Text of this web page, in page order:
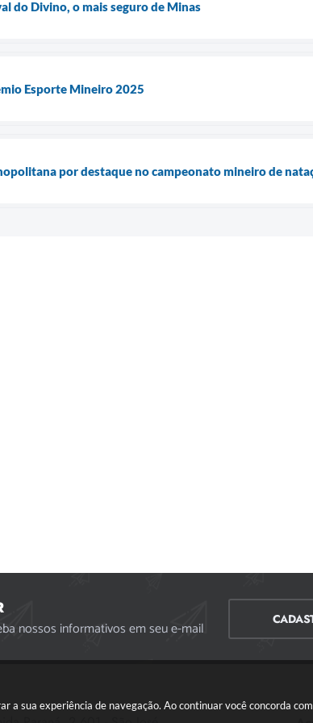
a sua experiência de navegação. Ao continuar você concorda
do Divino, o mais seguro de Minas
Esporte Mineiro 2025
por destaque no campeonato mineiro de
nossos informativos em seu e-mail